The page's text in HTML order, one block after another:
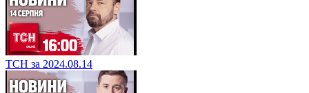
ТСН за 2024.08.14